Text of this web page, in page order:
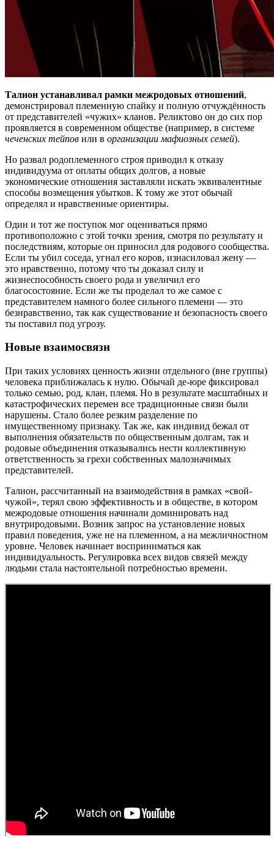
Талион устанавливал рамки межродовых отношений,
демонстрировал племенную спайку и полную отчуждённость
от представителей «чужих» кланов. Реликтово он до сих пор
проявляется в современном обществе (например, в системе
чеченских тейпов или в организации мафиозных семей).
Но развал родоплеменного строя приводил к отказу
индивидуума от оплаты общих долгов, а новые
экономические отношения заставляли искать эквивалентные
способы возмещения убытков. К тому же этот обычай
определял и нравственные ориентиры.
Один и тот же поступок мог оцениваться прямо
противоположно с этой точки зрения, смотря по результату и
последствиям, которые он приносил для родового сообщества.
Если ты убил соседа, угнал его коров, изнасиловал жену —
это нравственно, потому что ты доказал силу и
жизнеспособность своего рода и увеличил его
благосостояние. Если же ты проделал то же самое с
представителем намного более сильного племени — это
безнравственно, так как существование и безопасность своего
ты поставил под угрозу.
Новые взаимосвязи
При таких условиях ценность жизни отдельного (вне группы)
человека приближалась к нулю. Обычай де-юре фиксировал
только семью, род, клан, племя. Но в результате масштабных и
катастрофических перемен все традиционные связи были
нарушены. Стало более резким разделение по
имущественному признаку. Так же, как индивид бежал от
выполнения обязательств по общественным долгам, так и
родовые объединения отказывались нести коллективную
ответственность за грехи собственных малозначимых
представителей.
Талион, рассчитанный на взаимодействия в рамках «свой-
чужой», терял свою эффективность и в обществе, в котором
межродовые отношения начинали доминировать над
внутриродовыми. Возник запрос на установление новых
правил поведения, уже не на племенном, а на межличностном
уровне. Человек начинает восприниматься как
индивидуальность. Регулировка всех видов связей между
людьми стала настоятельной потребностью времени.